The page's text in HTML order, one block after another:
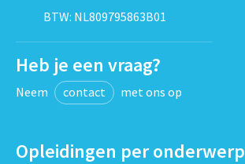
BTW: NL809795863B01
Heb je een vraag?
Neem contact met ons op
Opleidingen per onderwerp